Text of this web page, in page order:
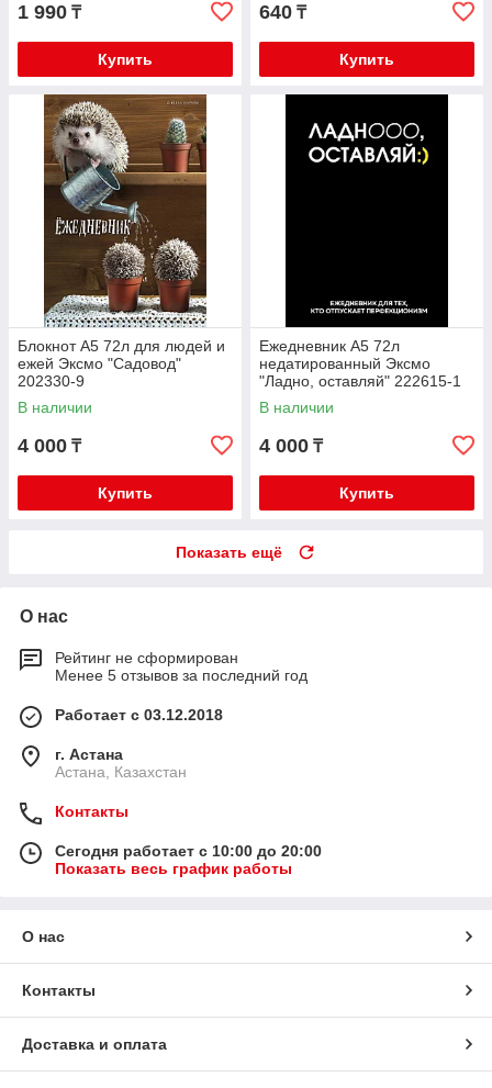
1 990 ₸
Купить
640 ₸
Купить
Блокнот А5 72л для людей и
ежей Эксмо "Садовод"
202330-9
В наличии
4 000 ₸
Купить
Ежедневник А5 72л
недатированный Эксмо
"Ладно, оставляй" 222615-1
В наличии
4 000 ₸
Купить
Показать ещё
О нас
Рейтинг не сформирован
Менее 5 отзывов за последний год
Работает с 03.12.2018
г. Астана
Астана, Казахстан
Контакты
Сегодня работает с 10:00 до 20:00
Показать весь график работы
О нас
Контакты
Доставка и оплата